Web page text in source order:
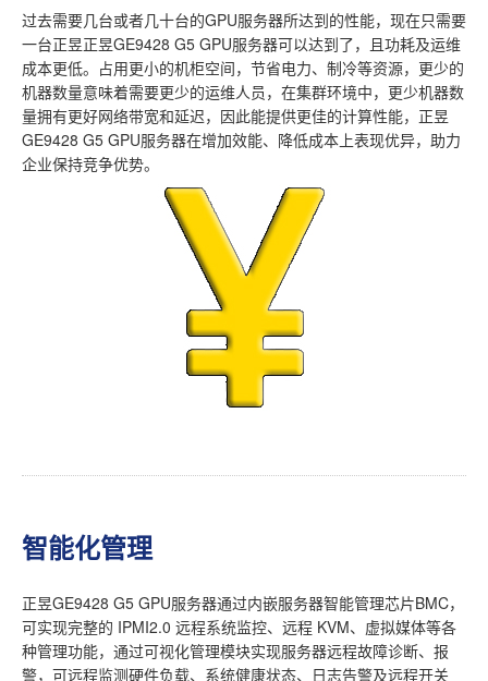
过去需要几台或者几十台的GPU服务器所达到的性能，现在只需要
一台正昱正昱GE9428 G5 GPU服务器可以达到了，且功耗及运维
成本更低。占用更小的机柜空间，节省电力、制冷等资源，更少的
机器数量意味着需要更少的运维人员，在集群环境中，更少机器数
量拥有更好网络带宽和延迟，因此能提供更佳的计算性能，正昱
GE9428 G5 GPU服务器在增加效能、降低成本上表现优异，助力
企业保持竞争优势。
智能化管理
正昱GE9428 G5 GPU服务器通过内嵌服务器智能管理芯片BMC，
可实现完整的 IPMI2.0 远程系统监控、远程 KVM、虚拟媒体等各
种管理功能，通过可视化管理模块实现服务器远程故障诊断、报
警，可远程监测硬件负载、系统健康状态、日志告警及远程开关